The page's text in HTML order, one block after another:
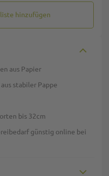
hinzufügen
aus Papier
stabiler Pappe
bis 32cm
günstig online bei